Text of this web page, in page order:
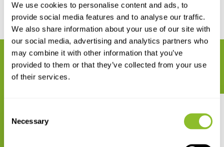
We use cookies to personalise content and ads, to
provide social media features and to analyse our traffic.
We also share information about your use of our site with
our social media, advertising and analytics partners who
may combine it with other information that you’ve
provided to them or that they’ve collected from your use
of their services.
Selection
Necessary
Delen
GERELATEERDE PRODUCTEN
Maak uw bestelling compleet